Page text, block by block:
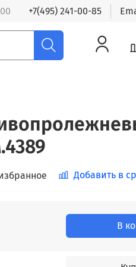
+7(495) 241-00-85
Добавить в
В